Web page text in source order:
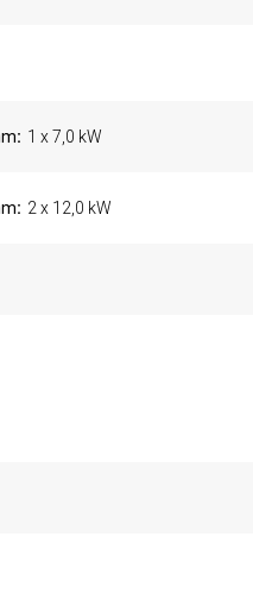
1 x 7,0 kW
2 x 12,0 kW